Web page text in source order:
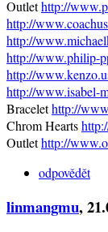
Outlethttp://
http://
http://
http://www.philip-
http://
http://www.isabel-
Bracelethttp://
Chrom Hearts
Outlethttp://
odpovědět
linmangmu,